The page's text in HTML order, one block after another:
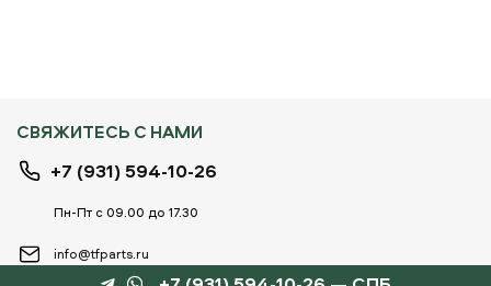
СВЯЖИТЕСЬ С НАМИ
+7 (931) 594-10-26
Пн-Пт с 09.00 до 17.30
info@tfparts.ru